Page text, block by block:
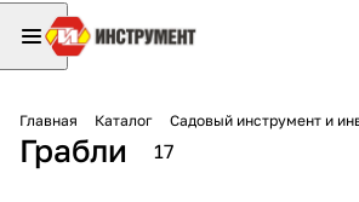
Главная Каталог Садовый инструмент и
Грабли 17